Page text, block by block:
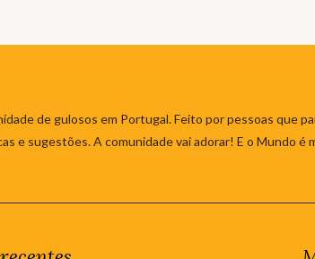
de gulosos em Portugal. Feito por pessoas que
e sugestões. A comunidade vai adorar! E o Mundo é